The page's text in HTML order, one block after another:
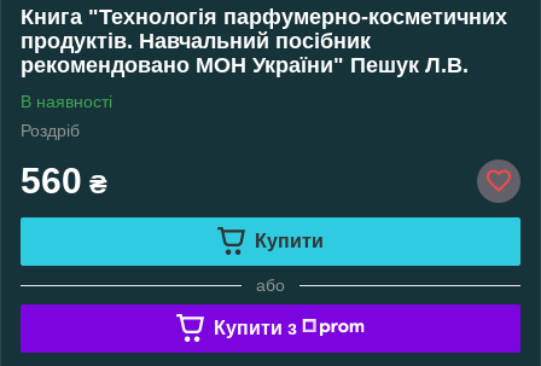
Книга "Технологія парфумерно-косметичних
продуктів. Навчальний посібник
рекомендовано МОН України" Пешук Л.В.
В наявності
Роздріб
560 ₴
Купити
або
Купити з